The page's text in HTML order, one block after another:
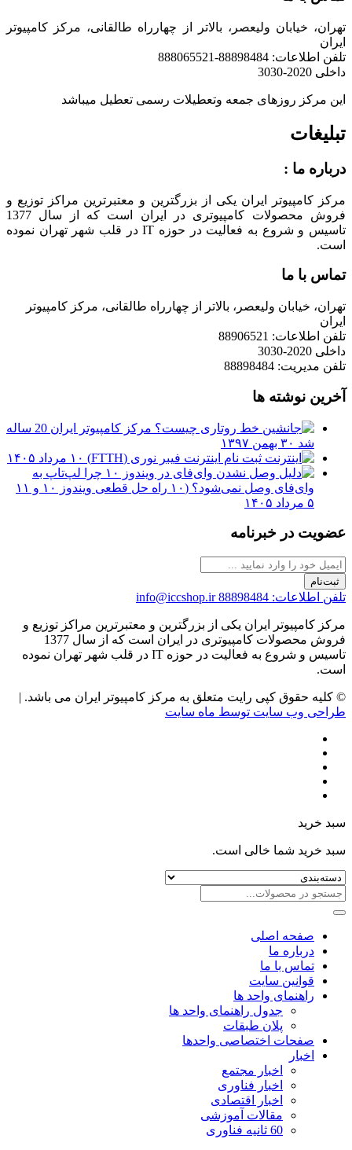
تهران، خیابان ولیعصر، بالاتر از چهارراه طالقانی، مرکز کامپیوتر
ایران
تلفن اطلاعات: 88898484-888065521
داخلی 2020-3030
این مرکز روزهای جمعه وتعطیلات رسمی تعطیل میباشد
تبلیغات
درباره ما :
مرکز کامپیوتر ایران یکی از بزرگترین و معتبرترین مراکز توزیع و
فروش محصولات کامپیوتری در ایران است که از سال 1377
تاسیس و شروع به فعالیت در حوزه IT در قلب شهر تهران نموده
است.
تماس با ما
تهران، خیابان ولیعصر، بالاتر از چهارراه طالقانی، مرکز کامپیوتر
ایران
تلفن اطلاعات: 88906521
داخلی 2020-3030
تلفن مدیریت: 88898484
آخرین نوشته ها
مرکز کامپیوتر ایران 20 ساله
شد ۳۰ بهمن ۱۳۹۷
ثبت نام اینترنت فیبر نوری (FTTH)
۱۰ مرداد ۱۴۰۵
چرا لپ‌تاپ به
وای‌فای وصل نمی‌شود؟ (۱۰ راه حل قطعی ویندوز ۱۰ و ۱۱
۵ مرداد ۱۴۰۵
عضویت در خبرنامه
ثبت‌نام
تلفن اطلاعات: 88898484 info@iccshop.ir
مرکز کامپیوتر ایران یکی از بزرگترین و معتبرترین مراکز توزیع و
فروش محصولات کامپیوتری در ایران است که از سال 1377
تاسیس و شروع به فعالیت در حوزه IT در قلب شهر تهران نموده
است.
© کلیه حقوق کپی رایت متعلق به مرکز کامپیوتر ایران می باشد. |
طراحی وب سایت توسط ماه سایت
سبد خرید
سبد خرید شما خالی است.
صفحه اصلی
درباره ما
تماس با ما
قوانین سایت
راهنمای واحد ها
جدول راهنمای واحد ها
پلان طبقات
صفحات اختصاصی واحدها
اخبار
اخبار مجتمع
اخبار فناوری
اخبار اقتصادی
مقالات آموزشی
60 ثانیه فناوری